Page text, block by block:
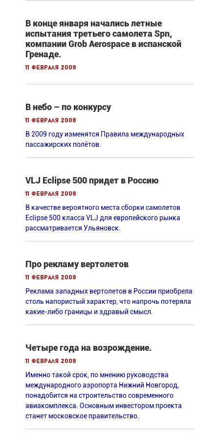
В конце января начались летные
испытания третьего самолета Spn,
компании Grob Aerospace в испанской
Гренаде.
11 февраля 2008
В небо – по конкурсу
11 февраля 2008
В 2009 году изменятся Правила международных
пассажирских полётов.
VLJ Eclipse 500 придет в Россию
11 февраля 2008
В качестве вероятного места сборки самолетов
Eclipse 500 класса VLJ для европейского рынка
рассматривается Ульяновск.
Про рекламу вертолетов
11 февраля 2008
Реклама западных вертолетов в России приобрела
столь напористый характер, что напрочь потеряла
какие-либо границы и здравый смысл.
Четыре года на возрождение.
11 февраля 2008
Именно такой срок, по мнению руководства
международного аэропорта Нижний Новгород,
понадобится на строительство современного
авиакомплекса. Основным инвестором проекта
станет московское правительство.